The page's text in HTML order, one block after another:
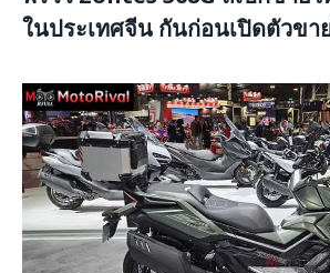
ในประเทศจีน กันก่อนเปิดตัวขา